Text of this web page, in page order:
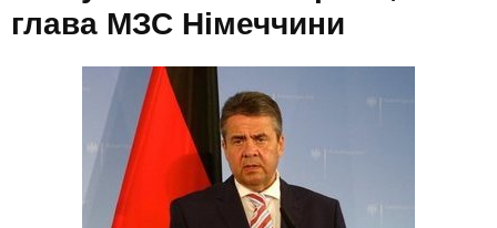
глава МЗС Німеччини